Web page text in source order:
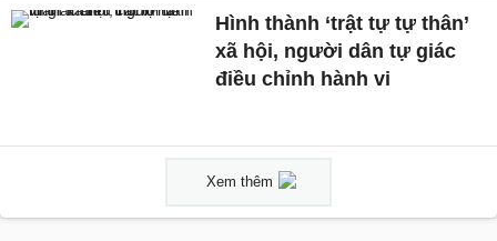
Hình thành ‘trật tự tự thân’
xã hội, người dân tự giác
điều chỉnh hành vi
Xem thêm